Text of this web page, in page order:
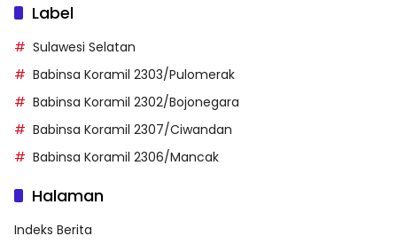
Label
Sulawesi Selatan
Babinsa Koramil 2303/Pulomerak
Babinsa Koramil 2302/Bojonegara
Babinsa Koramil 2307/Ciwandan
Babinsa Koramil 2306/Mancak
Halaman
Indeks Berita